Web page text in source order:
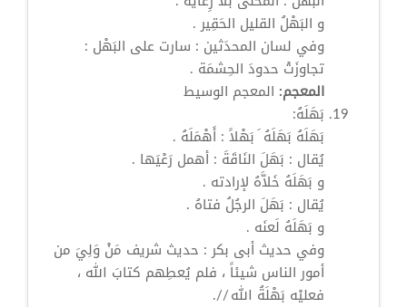
و البَهْلُ القليل الحَقِير .
وفي لسان المحدَثين : سارت على البَهْل :
تجاوزَتْ حدودَ الحِشمَة .
المعجم: المعجم الوسيط
بَهَلَهُ:
بَهَلَهُ بَهَلَهُ َ بَهْلاً : أَهْمَلَهُ .
يُقال : بَهَلَ النَاقَةَ : أهمل رَعْيَها .
و بَهَلَهُ خَلاَّهُ لإرادته .
يُقال : بَهَلَ الرجُلُ فتاهُ .
و بَهَلَهُ لَعنَه .
وفي حديث أبى بكر : حديث شريف مَنْ وَلِيَ من
أمور الناس شيئاً ، فلم يُعطِهم كتابَ الله ،
فعليْه بَهْلَةُ الله //.